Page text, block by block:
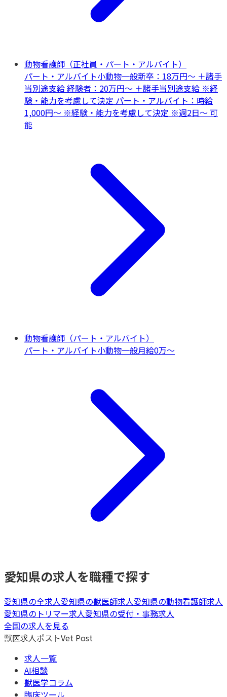
動物看護師（正社員・パート・アルバイト）
パート・アルバイト小動物一般新卒：18万円～ ＋諸手
当別途支給 経験者：20万円～ ＋諸手当別途支給 ※経
験・能力を考慮して決定 パート・アルバイト：時給
1,000円～ ※経験・能力を考慮して決定 ※週2日～ 可
能
動物看護師（パート・アルバイト）
パート・アルバイト小動物一般月給0万〜
愛知県の求人を職種で探す
愛知県の全求人愛知県の獣医師求人愛知県の動物看護師求人
愛知県の トリマー求人愛知県の受付・事務求人
全国の求人を見る
獣医求人ポストVet Post
求人一覧
AI相談
獣医学コラム
臨床ツール